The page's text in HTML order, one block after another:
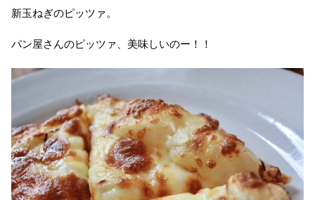
新玉ねぎのピッツァ。
パン屋さんのピッツァ、美味しいのー！！